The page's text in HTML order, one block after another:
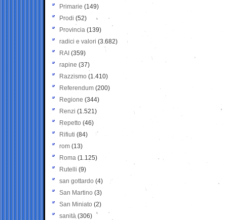
Primarie (149)
Prodi (52)
Provincia (139)
radici e valori (3.682)
RAI (359)
rapine (37)
Razzismo (1.410)
Referendum (200)
Regione (344)
Renzi (1.521)
Repetto (46)
Rifiuti (84)
rom (13)
Roma (1.125)
Rutelli (9)
san gottardo (4)
San Martino (3)
San Miniato (2)
sanità (306)